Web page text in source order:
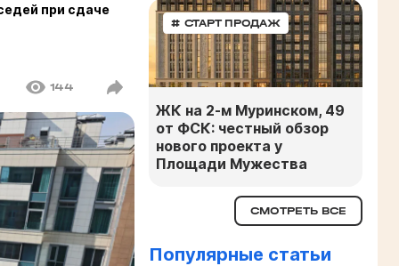
при сдаче
144
# СТАРТ ПРОДАЖ
ЖК на 2-м Муринском, 49
от ФСК: честный обзор
нового проекта у
Площади Мужества
СМОТРЕТЬ ВСЕ
Популярные статьи